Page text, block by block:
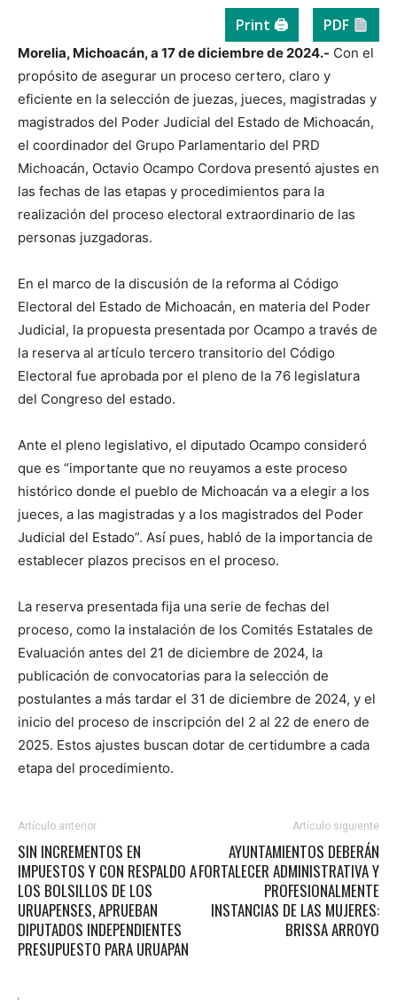
Print 🖨 PDF
Morelia, Michoacán, a 17 de diciembre de 2024.- Con el
propósito de asegurar un proceso certero, claro y
eficiente en la selección de juezas, jueces, magistradas y
magistrados del Poder Judicial del Estado de Michoacán,
el coordinador del Grupo Parlamentario del PRD
Michoacán, Octavio Ocampo Cordova presentó ajustes en
las fechas de las etapas y procedimientos para la
realización del proceso electoral extraordinario de las
personas juzgadoras.
En el marco de la discusión de la reforma al Código
Electoral del Estado de Michoacán, en materia del Poder
Judicial, la propuesta presentada por Ocampo a través de
la reserva al artículo tercero transitorio del Código
Electoral fue aprobada por el pleno de la 76 legislatura
del Congreso del estado.
Ante el pleno legislativo, el diputado Ocampo consideró
que es “importante que no reuyamos a este proceso
histórico donde el pueblo de Michoacán va a elegir a los
jueces, a las magistradas y a los magistrados del Poder
Judicial del Estado”. Así pues, habló de la importancia de
establecer plazos precisos en el proceso.
La reserva presentada fija una serie de fechas del
proceso, como la instalación de los Comités Estatales de
Evaluación antes del 21 de diciembre de 2024, la
publicación de convocatorias para la selección de
postulantes a más tardar el 31 de diciembre de 2024, y el
inicio del proceso de inscripción del 2 al 22 de enero de
2025. Estos ajustes buscan dotar de certidumbre a cada
etapa del procedimiento.
Artículo anterior
SIN INCREMENTOS EN
IMPUESTOS Y CON RESPALDO A
LOS BOLSILLOS DE LOS
URUAPENSES, APRUEBAN
DIPUTADOS INDEPENDIENTES
PRESUPUESTO PARA URUAPAN
Artículo siguiente
AYUNTAMIENTOS DEBERÁN
FORTALECER ADMINISTRATIVA Y
PROFESIONALMENTE
INSTANCIAS DE LAS MUJERES:
BRISSA ARROYO